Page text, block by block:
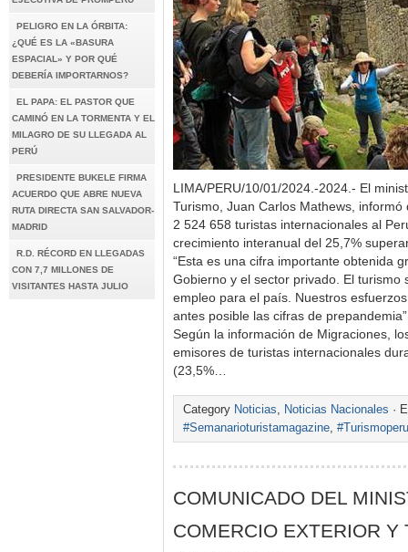
PELIGRO EN LA ÓRBITA:
¿QUÉ ES LA «BASURA
ESPACIAL» Y POR QUÉ
DEBERÍA IMPORTARNOS?
EL PAPA: EL PASTOR QUE
CAMINÓ EN LA TORMENTA Y EL
MILAGRO DE SU LLEGADA AL
PERÚ
PRESIDENTE BUKELE FIRMA
ACUERDO QUE ABRE NUEVA
RUTA DIRECTA SAN SALVADOR-
MADRID
R.D. RÉCORD EN LLEGADAS
CON 7,7 MILLONES DE
VISITANTES HASTA JULIO
LIMA/PERU/10/01/2024.-2024.- El
Turismo, Juan Carlos Mathews,
2 524 658 turistas internacionales al
crecimiento interanual del 25,7%
“Esta es una cifra importante obtenida
Gobierno y el sector privado. El turismo
empleo para el país. Nuestros
antes posible las cifras de
Según la información de Migraciones,
emisores de turistas internacionales
(23,5%…
Category Noticias, Noticias Nacionales ·
#Semanarioturistamagazine, #Turismoperu
COMUNICADO DEL
COMERCIO EXTERIOR Y